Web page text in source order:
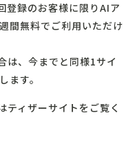
登録のお客様に限りAIア
間無料でご利用いただけ
は、今までと同様1サイ
ます。
ティザーサイトをご覧く